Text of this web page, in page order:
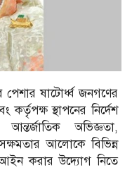
পেশার ষাটোর্ধ্ব জনগণের
স্থাপনের নির্দেশ
আন্তর্জাতিক অভিজ্ঞতা,
আলোকে বিভিন্ন
আইন করার উদ্যোগ নিতে